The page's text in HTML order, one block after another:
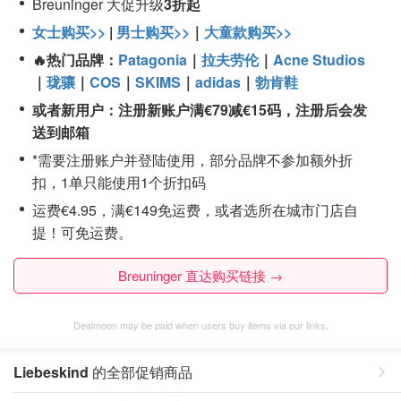
女士购买>> | 男士购买>> ｜ 大童款购买>>
🔥热门品牌： Patagonia ｜ 拉夫劳伦｜ Acne Studios
｜ 珑骧 ｜ COS ｜ SKIMS ｜ adidas ｜ 勃肯鞋
或者新用户： 注册新账户满€79减€15码，注册后会发
送到邮箱
*需要注册账户并登陆使用，部分品牌不参加额外折
扣，1单只能使用1个折扣码
运费€4.95，满€149免运费，或者选所在城市门店自
提！可免运费。
Breuninger 直达购买链接 →
Dealmoon may be paid when users buy items via our links.
Liebeskind 的全部促销商品